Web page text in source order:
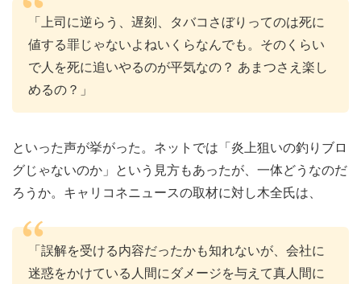
「上司に逆らう、遅刻、タバコさぼりってのは死に
値する罪じゃないよねいくらなんでも。そのくらい
で人を死に追いやるのが平気なの？ あまつさえ楽し
めるの？」
といった声が挙がった。ネットでは「炎上狙いの釣りブロ
グじゃないのか」という見方もあったが、一体どうなのだ
ろうか。キャリコネニュースの取材に対し木全氏は、
「誤解を受ける内容だったかも知れないが、会社に
迷惑をかけている人間にダメージを与えて真人間に